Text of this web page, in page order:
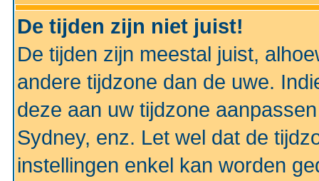
De tijden zijn niet juist!
De tijden zijn meestal juist,
andere tijdzone dan de uwe.
deze aan uw tijdzone
Sydney, enz. Let wel dat de
instellingen enkel kan worden